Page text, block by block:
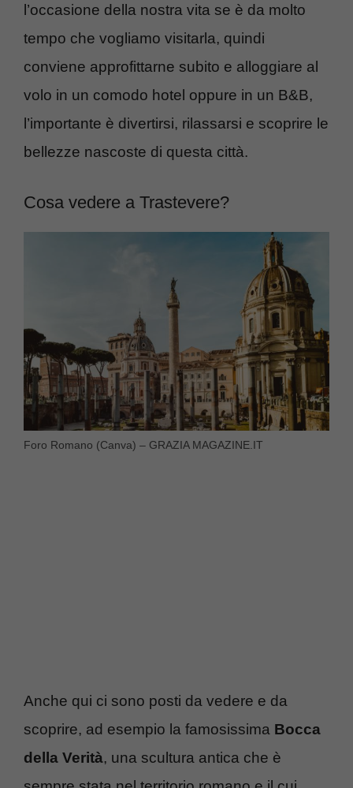
l’occasione della nostra vita se è da molto
tempo che vogliamo visitarla, quindi
conviene approfittarne subito e alloggiare al
volo in un comodo hotel oppure in un B&B,
l’importante è divertirsi, rilassarsi e scoprire le
bellezze nascoste di questa città.
Cosa vedere a Trastevere?
Foro Romano (Canva) – GRAZIA MAGAZINE.IT
Anche qui ci sono posti da vedere e da
scoprire, ad esempio la famosissima Bocca
della Verità, una scultura antica che è